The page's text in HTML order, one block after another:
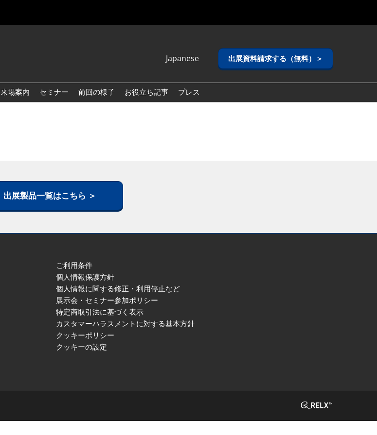
Japanese
English
Korean (Naver
出展資料請求する（無料）＞
来場案内 セミナー 前回の様子 お役立ち記事 プレス
出展製品一覧はこちら ＞
ご利用条件
個人情報保護方針
個人情報に関する修正・利用停止など
展示会・セミナー参加ポリシー
特定商取引法に基づく表示
カスタマーハラスメントに対する基本方針
クッキーポリシー
クッキーの設定